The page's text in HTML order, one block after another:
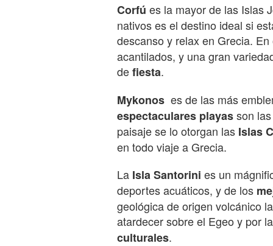
Corfú es la mayor de las Islas
nativos es el destino ideal si
descanso y relax en Grecia.
acantilados, y una gran
defiesta.
Mykonos es de las más
espectaculares playasson
paisaje se lo otorgan las Islas
en todo viaje a Grecia.
La Isla Santorini es un
deportes acuáticos, y de los
geológica de origen volcánico
atardecer sobre el Egeo y por
culturales.